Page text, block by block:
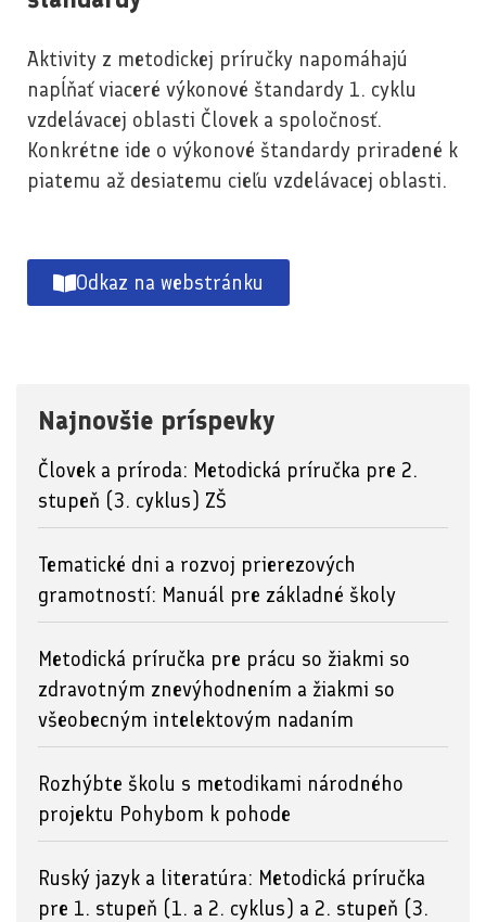
Aktivity z metodickej príručky napomáhajú
napĺňať viaceré výkonové štandardy 1. cyklu
vzdelávacej oblasti Človek a spoločnosť.
Konkrétne ide o výkonové štandardy priradené k
piatemu až desiatemu cieľu vzdelávacej oblasti.
Odkaz na webstránku
Najnovšie príspevky
Človek a príroda: Metodická príručka pre 2.
stupeň (3. cyklus) ZŠ
Tematické dni a rozvoj prierezových
gramotností: Manuál pre základné školy
Metodická príručka pre prácu so žiakmi so
zdravotným znevýhodnením a žiakmi so
všeobecným intelektovým nadaním
Rozhýbte školu s metodikami národného
projektu Pohybom k pohode
Ruský jazyk a literatúra: Metodická príručka
pre 1. stupeň (1. a 2. cyklus) a 2. stupeň (3.